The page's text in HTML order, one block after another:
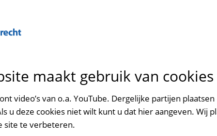
patiëntportaal
het ziekenhuis
Contact en route
Contactgegevens
Verwijzers
Teleconsult aanvragen
maakt gebruik van cookies
video’s van o.a. YouTube. Dergelijke partijen
u deze cookies niet wilt kunt u dat hier aangeven. Wij
site te verbeteren.